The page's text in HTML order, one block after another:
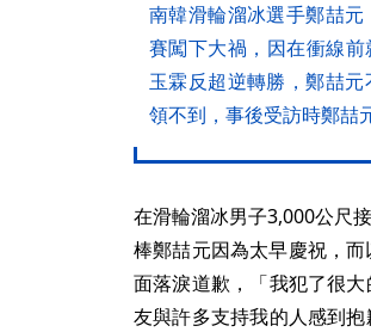
南韓滑輪溜冰選手鄭喆
賽闖下大禍，因在衝線
玉霖反超逆轉勝，鄭喆
領不到，事後受訪時鄭喆
在滑輪溜冰男子3,000公尺
棒鄭喆元因為太早慶祝，
面落淚道歉，「我犯了很
友與許多支持我的人感到